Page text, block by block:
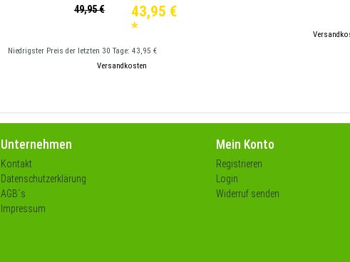
49,95 €
43,95 €
*
Niedrigster Preis der letzten 30 Tage:43,95 €
zzgl.Versandkosten
Unternehmen
Kontakt
Datenschutzerklärung
AGB´s
Impressum
Mein Konto
Registrieren
Login
Widerruf senden